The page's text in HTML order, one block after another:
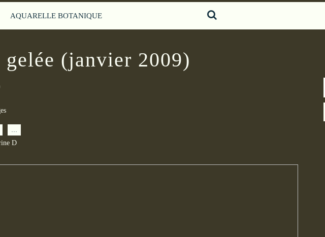
AQUARELLE BOTANIQUE
(janvier 2009)
D